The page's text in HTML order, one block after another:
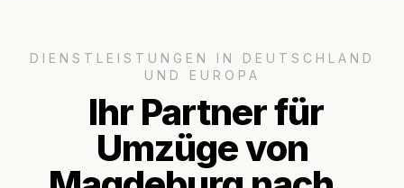
DIENSTLEISTUNGEN IN DEUTSCHLAND
UND EUROPA
Ihr Partner für
Umzüge von